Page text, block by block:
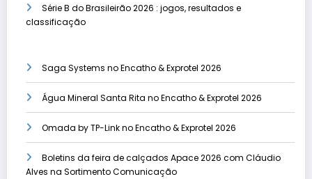
Série B do Brasileirão 2026 : jogos, resultados e
classificação
Saga Systems no Encatho & Exprotel 2026
Água Mineral Santa Rita no Encatho & Exprotel 2026
Omada by TP-Link no Encatho & Exprotel 2026
Boletins da feira de calçados Apace 2026 com Cláudio
Alves na Sortimento Comunicação